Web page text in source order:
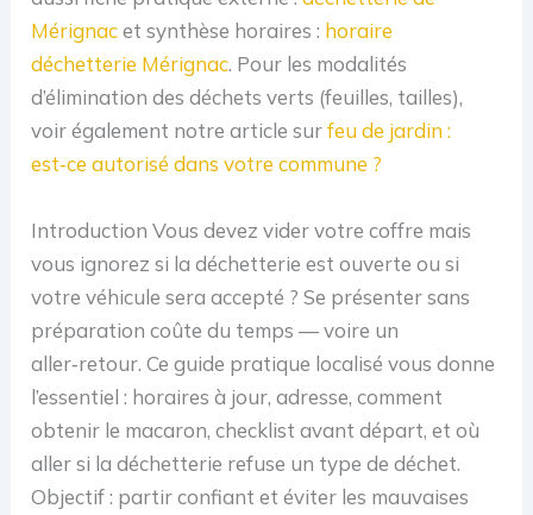
Mérignacet synthèse horaires : horaire
déchetterie Mérignac. Pour les modalités
d’élimination des déchets verts (feuilles, tailles),
voir également notre article surfeu de jardin :
est‑ce autorisé dans votre commune ?
Introduction Vous devez vider votre coffre mais
vous ignorez si la déchetterie est ouverte ou si
votre véhicule sera accepté ? Se présenter sans
préparation coûte du temps — voire un
aller‑retour. Ce guide pratique localisé vous donne
l’essentiel : horaires à jour, adresse, comment
obtenir le macaron, checklist avant départ, et où
aller si la déchetterie refuse un type de déchet.
Objectif : partir confiant et éviter les mauvaises